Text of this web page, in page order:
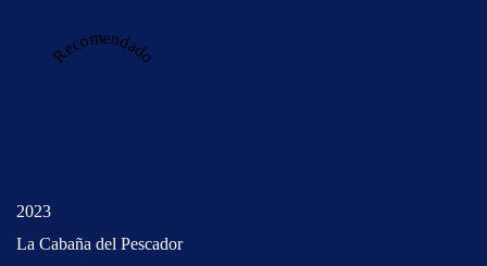
Recomendado
2023
La Cabaña del Pescador